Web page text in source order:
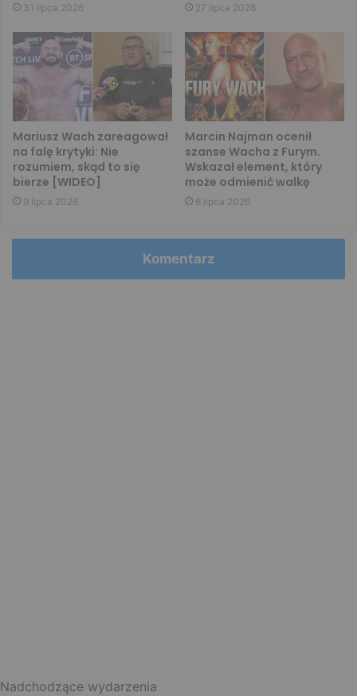
31 lipca 2026 27 lipca 2026
Mariusz Wach zareagował
na falę krytyki: Nie
rozumiem, skąd to się
bierze [WIDEO]
9 lipca 2026
Marcin Najman ocenił
szanse Wacha z Furym.
Wskazał element, który
może odmienić walkę
6 lipca 2026
Komentarz
Nadchodzące wydarzenia